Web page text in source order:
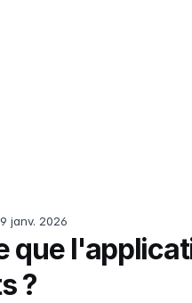
9 janv. 2026
que
?